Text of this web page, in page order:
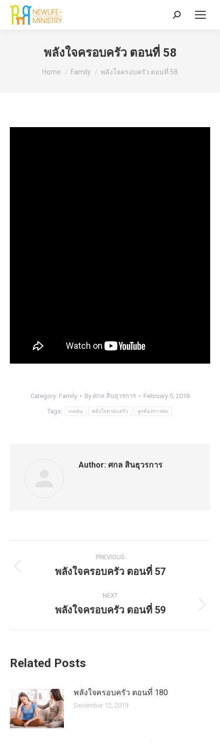
Search:
พลังใจครอบครัว ตอนที่ 58
You are here:
Home Family พลังใจครอบครัว ตอนที่ 58
Category: Family By ศกล สินธุวรการ February 5, 2018
Tags: media พลังใจครอบครัว ลูกต้องการพ่อ
Author: ศกล สินธุวรการ
navigation
PREVIOUS
Previous
พลังใจครอบครัว ตอนที่ 57
NEXT
Next
พลังใจครอบครัว ตอนที่ 59
Related Posts
พลังใจครอบครัว ตอนที่ 180
December 12, 2019